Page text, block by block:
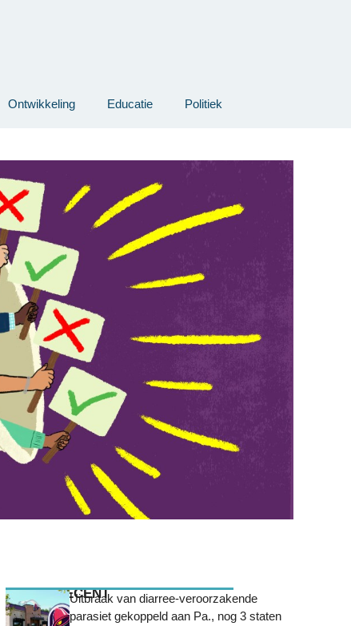
Ontwikkeling Educatie Politiek
MEEST RECENTUitbraak van diarree-veroorzakende
parasiet gekoppeld aan Pa., nog 3 staten